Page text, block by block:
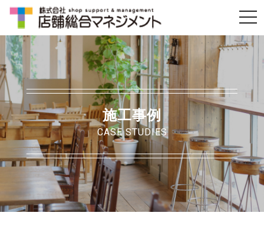
施工事例
CASE STUDIES
t
o
g
e
n
i
g
a
t